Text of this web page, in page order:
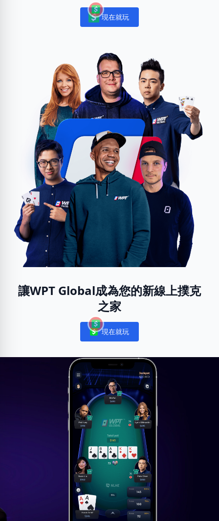
Notifications
現在就玩
讓WPT Global成為您的新線上撲克
之家
Notifications
現在就玩